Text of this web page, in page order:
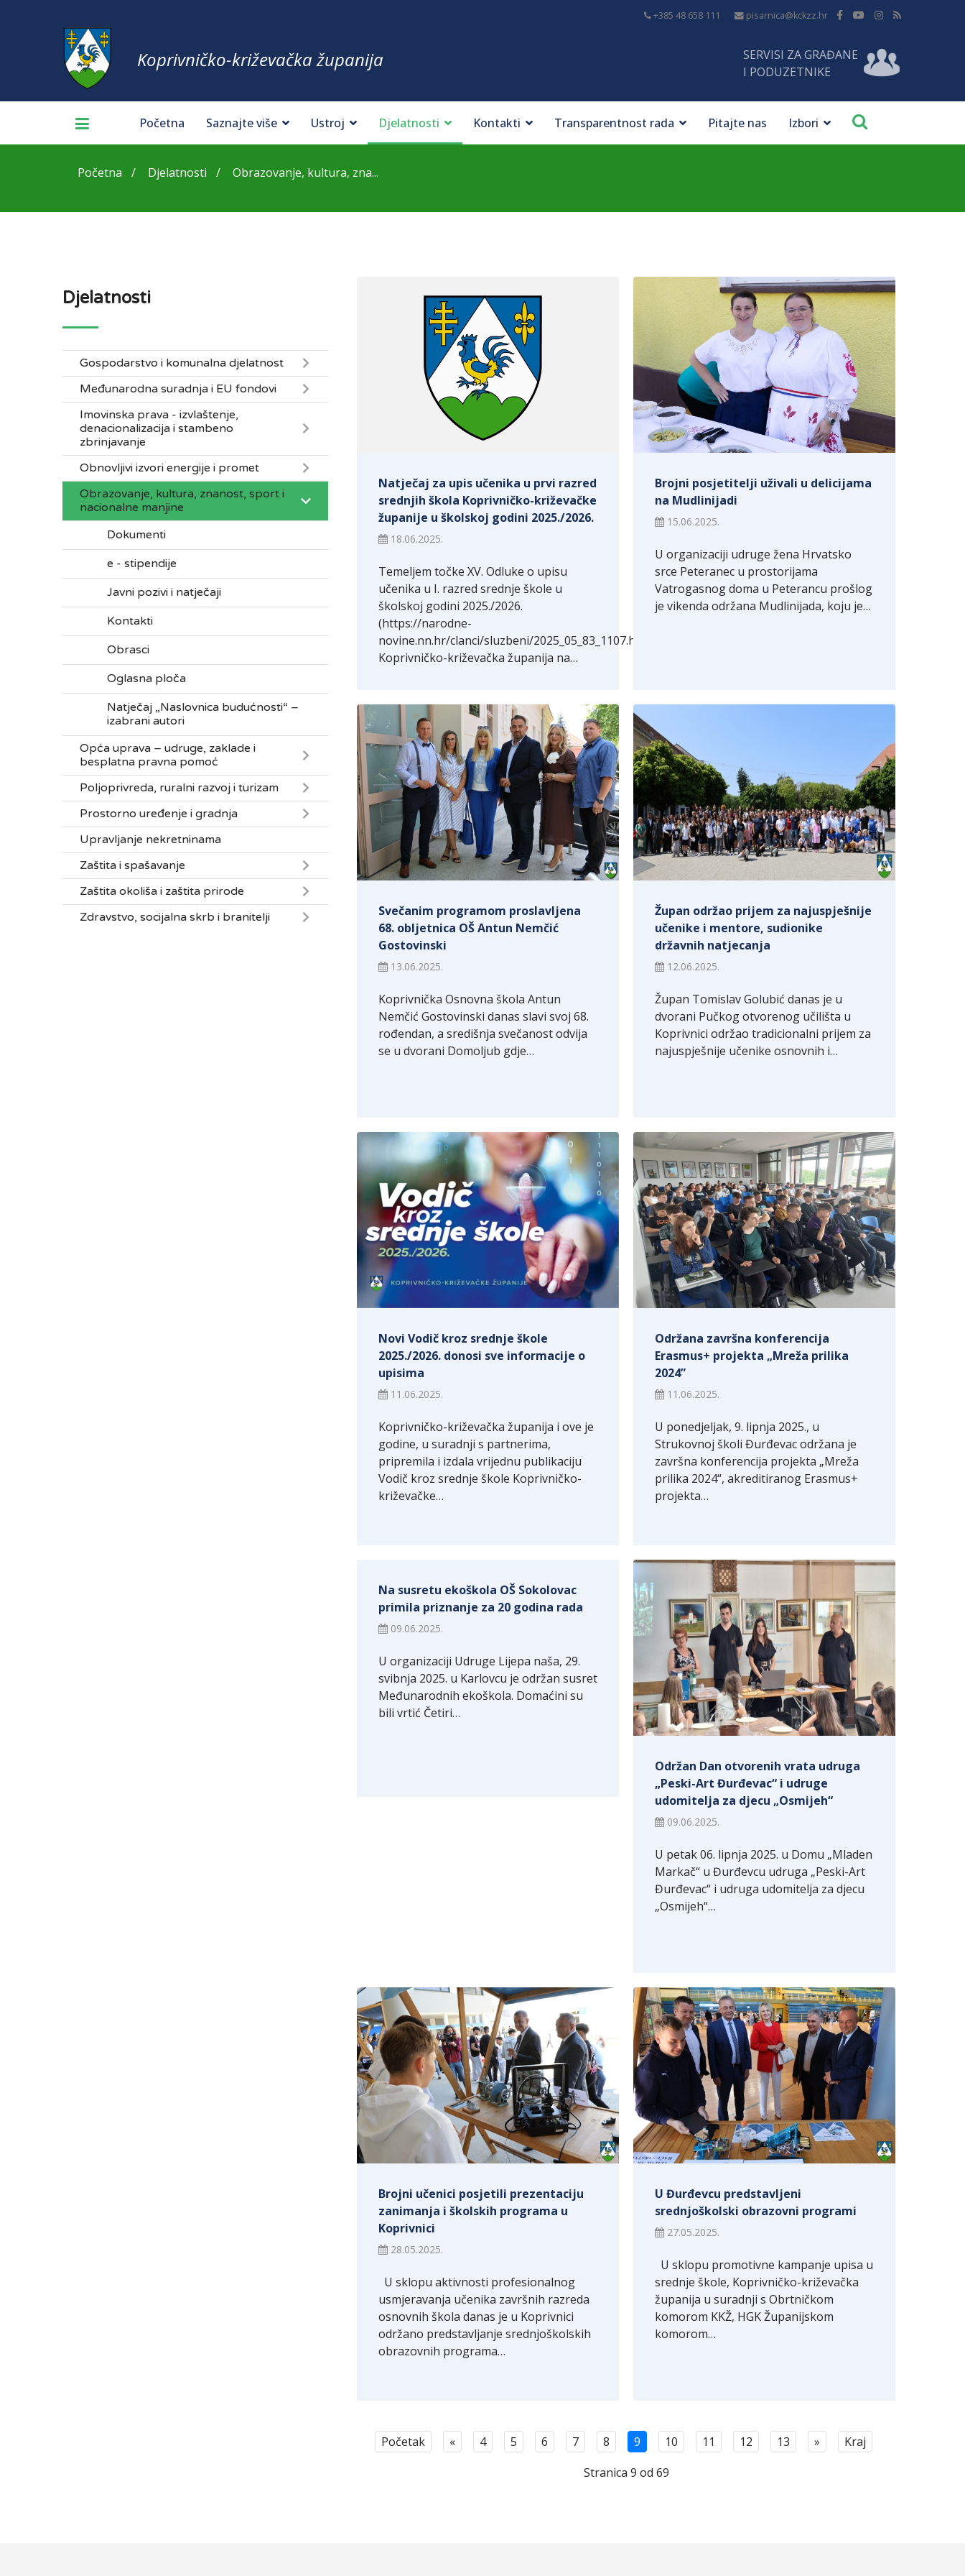
+385 48 658 111 pisarnica@kckzz.hr
Koprivničko-križevačka županija
SERVISI ZA GRAĐANE
I PODUZETNIKE
Početna Saznajte više Ustroj Djelatnosti Kontakti Transparentnost rada Pitajte nas Izbori
Početna Djelatnosti Obrazovanje, kultura, zna...
Djelatnosti
Gospodarstvo i komunalna djelatnost
Međunarodna suradnja i EU fondovi
Imovinska prava - izvlaštenje,
denacionalizacija i stambeno
zbrinjavanje
Obnovljivi izvori energije i promet
Obrazovanje, kultura, znanost, sport i
nacionalne manjine
Dokumenti
e - stipendije
Javni pozivi i natječaji
Kontakti
Obrasci
Oglasna ploča
Natječaj „Naslovnica budućnosti“ –
izabrani autori
Opća uprava – udruge, zaklade i
besplatna pravna pomoć
Poljoprivreda, ruralni razvoj i turizam
Prostorno uređenje i gradnja
Upravljanje nekretninama
Zaštita i spašavanje
Zaštita okoliša i zaštita prirode
Zdravstvo, socijalna skrb i branitelji
Natječaj za upis učenika u prvi razred
srednjih škola Koprivničko-križevačke
županije u školskoj godini 2025./2026.
18.06.2025.
Temeljem točke XV. Odluke o upisu
učenika u I. razred srednje škole u
školskoj godini 2025./2026.
(https://narodne-
novine.nn.hr/clanci/sluzbeni/2025_05_83_1107.html)
Koprivničko-križevačka županija na…
Brojni posjetitelji uživali u delicijama
na Mudlinijadi
15.06.2025.
U organizaciji udruge žena Hrvatsko
srce Peteranec u prostorijama
Vatrogasnog doma u Peterancu prošlog
je vikenda održana Mudlinijada, koju je…
Svečanim programom proslavljena
68. obljetnica OŠ Antun Nemčić
Gostovinski
13.06.2025.
Koprivnička Osnovna škola Antun
Nemčić Gostovinski danas slavi svoj 68.
rođendan, a središnja svečanost odvija
se u dvorani Domoljub gdje…
Župan održao prijem za najuspješnije
učenike i mentore, sudionike
državnih natjecanja
12.06.2025.
Župan Tomislav Golubić danas je u
dvorani Pučkog otvorenog učilišta u
Koprivnici održao tradicionalni prijem za
najuspješnije učenike osnovnih i…
Novi Vodič kroz srednje škole
2025./2026. donosi sve informacije o
upisima
11.06.2025.
Koprivničko-križevačka županija i ove je
godine, u suradnji s partnerima,
pripremila i izdala vrijednu publikaciju
Vodič kroz srednje škole Koprivničko-
križevačke…
Održana završna konferencija
Erasmus+ projekta „Mreža prilika
2024”
11.06.2025.
U ponedjeljak, 9. lipnja 2025., u
Strukovnoj školi Đurđevac održana je
završna konferencija projekta „Mreža
prilika 2024“, akreditiranog Erasmus+
projekta…
Na susretu ekoškola OŠ Sokolovac
primila priznanje za 20 godina rada
09.06.2025.
U organizaciji Udruge Lijepa naša, 29.
svibnja 2025. u Karlovcu je održan susret
Međunarodnih ekoškola. Domaćini su
bili vrtić Četiri…
Održan Dan otvorenih vrata udruga
„Peski-Art Đurđevac“ i udruge
udomitelja za djecu „Osmijeh“
09.06.2025.
U petak 06. lipnja 2025. u Domu „Mladen
Markač“ u Đurđevcu udruga „Peski-Art
Đurđevac“ i udruga udomitelja za djecu
„Osmijeh“…
Brojni učenici posjetili prezentaciju
zanimanja i školskih programa u
Koprivnici
28.05.2025.
U sklopu aktivnosti profesionalnog
usmjeravanja učenika završnih razreda
osnovnih škola danas je u Koprivnici
održano predstavljanje srednjoškolskih
obrazovnih programa…
U Đurđevcu predstavljeni
srednjoškolski obrazovni programi
27.05.2025.
U sklopu promotivne kampanje upisa u
srednje škole, Koprivničko-križevačka
županija u suradnji s Obrtničkom
komorom KKŽ, HGK Županijskom
komorom…
Početak « 4 5 6 7 8 9 10 11 12 13 »
Kraj
Stranica 9 od 69